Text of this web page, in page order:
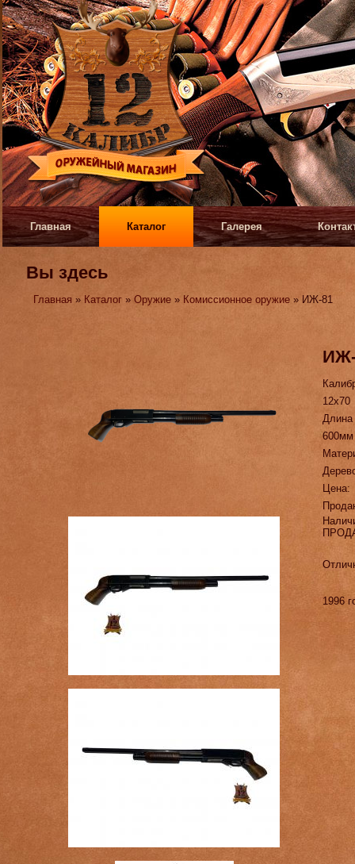
Главная Каталог Галерея
Вы здесь
Главная » Каталог »Оружие » Комиссионное оружие » ИЖ-81
12х70
600мм
Цена:
1996